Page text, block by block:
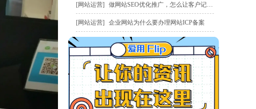
网站运营 做网站SEO优化推广，怎么让客户记住我？
网站运营 企业网站为什么要办理网站ICP备案